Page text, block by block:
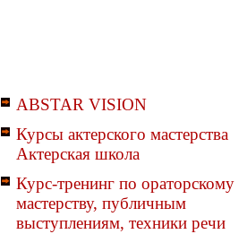
ABSTAR VISION
Курсы актерского мастерства
Актерская школа
Курс-тренинг по ораторскому
мастерству, публичным
выступлениям, техники речи